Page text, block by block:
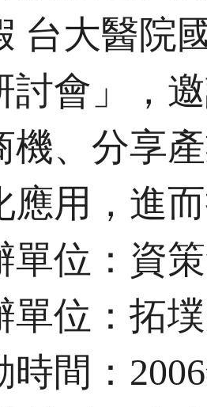
台大醫院
討會」，
機、分享
應用，進
單位：資
單位：拓
時間：